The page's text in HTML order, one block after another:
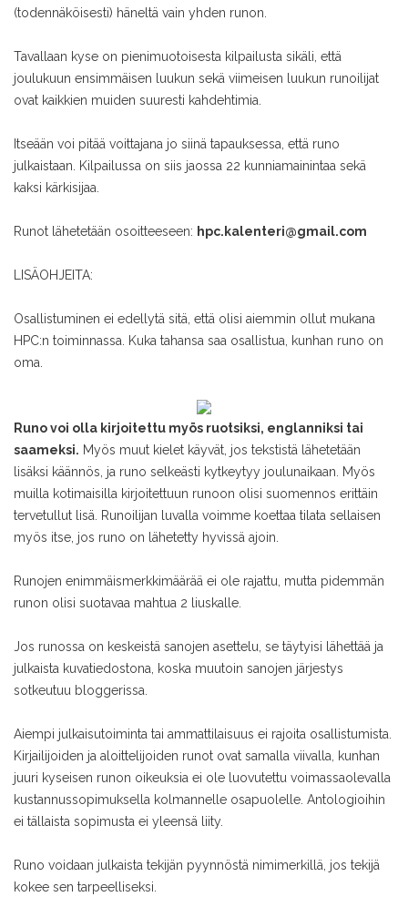
(todennäköisesti) häneltä vain yhden runon.
Tavallaan kyse on pienimuotoisesta kilpailusta sikäli, että
joulukuun ensimmäisen luukun sekä viimeisen luukun runoilijat
ovat kaikkien muiden suuresti kahdehtimia.
Itseään voi pitää voittajana jo siinä tapauksessa, että runo
julkaistaan. Kilpailussa on siis jaossa 22 kunniamainintaa sekä
kaksi kärkisijaa.
Runot lähetetään osoitteeseen: hpc.kalenteri@gmail.com
LISÄOHJEITA:
Osallistuminen ei edellytä sitä, että olisi aiemmin ollut mukana
HPC:n toiminnassa. Kuka tahansa saa osallistua, kunhan runo on
oma.
Runo voi olla kirjoitettu myös ruotsiksi, englanniksi tai
saameksi. Myös muut kielet käyvät, jos tekstistä lähetetään
lisäksi käännös, ja runo selkeästi kytkeytyy joulunaikaan. Myös
muilla kotimaisilla kirjoitettuun runoon olisi suomennos erittäin
tervetullut lisä. Runoilijan luvalla voimme koettaa tilata sellaisen
myös itse, jos runo on lähetetty hyvissä ajoin.
Runojen enimmäismerkkimäärää ei ole rajattu, mutta pidemmän
runon olisi suotavaa mahtua 2 liuskalle.
Jos runossa on keskeistä sanojen asettelu, se täytyisi lähettää ja
julkaista kuvatiedostona, koska muutoin sanojen järjestys
sotkeutuu bloggerissa.
Aiempi julkaisutoiminta tai ammattilaisuus ei rajoita osallistumista.
Kirjailijoiden ja aloittelijoiden runot ovat samalla viivalla, kunhan
juuri kyseisen runon oikeuksia ei ole luovutettu voimassaolevalla
kustannussopimuksella kolmannelle osapuolelle. Antologioihin
ei tällaista sopimusta ei yleensä liity.
Runo voidaan julkaista tekijän pyynnöstä nimimerkillä, jos tekijä
kokee sen tarpeelliseksi.